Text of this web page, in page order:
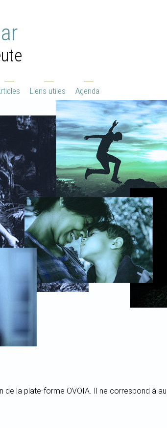
Liens utiles Agenda
de la plate-forme OVOIA. Il ne correspond à